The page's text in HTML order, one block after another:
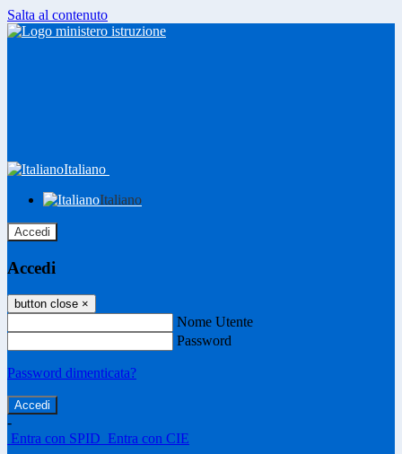
Salta al contenuto
Italiano
Italiano
Accedi
Accedi
button close ×
Nome Utente
Password
Password dimenticata?
-
Entra con SPID Entra con CIE